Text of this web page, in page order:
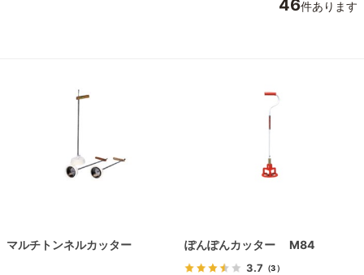
46件あります
マルチトンネルカッター ぽんぽんカッター M84
3.7 （3）